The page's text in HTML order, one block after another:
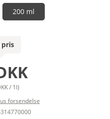
200 ml
pris
/ 1l)
forsendelse